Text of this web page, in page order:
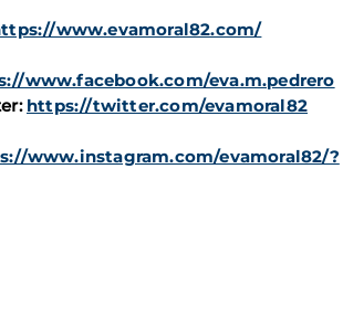
www.evamoral82.com/
www.facebook.com/eva.m.pedrero
https://twitter.com/evamoral82
www.instagram.com/evamoral82/?